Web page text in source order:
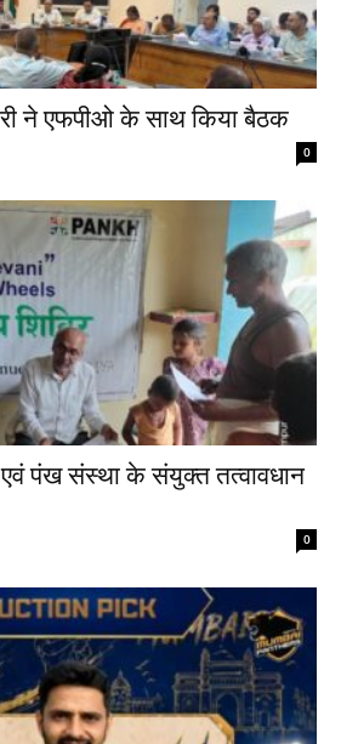
ने एफपीओ के साथ किया बैठक
0
पंख संस्था के संयुक्त तत्वावधान
0